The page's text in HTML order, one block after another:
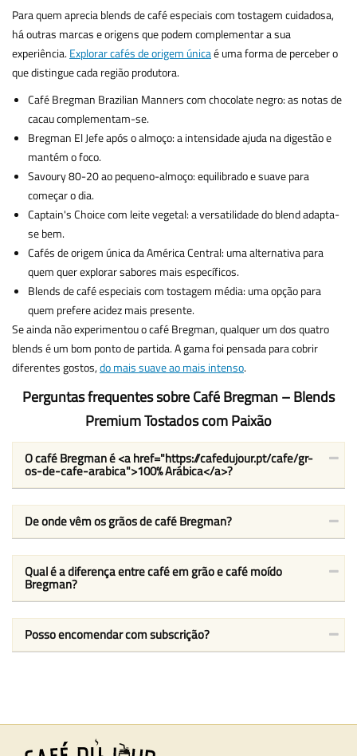
Para quem aprecia blends de café especiais com tostagem cuidadosa,
há outras marcas e origens que podem complementar a sua
experiência. Explorar cafés de origem únicaé uma forma de perceber o
que distingue cada região produtora.
Café Bregman Brazilian Manners com chocolate negro: as notas de
cacau complementam-se.
Bregman El Jefe após o almoço: a intensidade ajuda na digestão e
mantém o foco.
Savoury 80-20 ao pequeno-almoço: equilibrado e suave para
começar o dia.
Captain's Choice com leite vegetal: a versatilidade do blend adapta-
se bem.
Cafés de origem única da América Central: uma alternativa para
quem quer explorar sabores mais específicos.
Blends de café especiais com tostagem média: uma opção para
quem prefere acidez mais presente.
Se ainda não experimentou o café Bregman, qualquer um dos quatro
blends é um bom ponto de partida. A gama foi pensada para cobrir
diferentes gostos,do mais suave ao mais intenso.
Perguntas frequentes sobre Café Bregman – Blends
Premium Tostados com Paixão
O café Bregman é <a href="https://cafedujour.pt/cafe/gr-
os-de-cafe-arabica">100% Arábica</a>?
De onde vêm os grãos de café Bregman?
Qual é a diferença entre café em grão e café moído
Bregman?
Posso encomendar com subscrição?